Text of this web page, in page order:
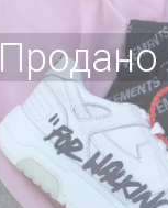
Продано